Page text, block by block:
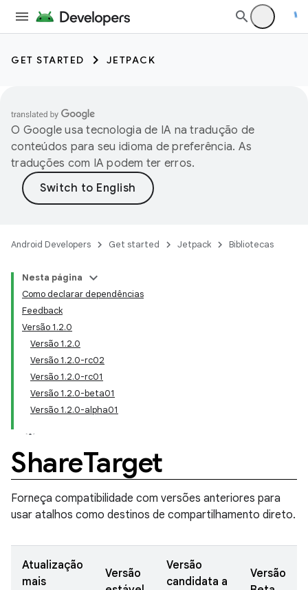
GET STARTED JETPACK
O Google usa tecnologia de IA na tradução de
conteúdos para seu idioma de preferência. As
traduções com IA podem ter erros.
Android Developers Get started Jetpack Bibliotecas
Nesta página
Como declarar dependências
Feedback
Versão 1.2.0
Versão 1.2.0
Versão 1.2.0-rc02
Versão 1.2.0-rc01
Versão 1.2.0-beta01
Versão 1.2.0-alpha01
ShareTarget
Forneça compatibilidade com versões anteriores para
usar atalhos como destinos de compartilhamento direto.
Atualização
mais
Versão
Versão
candidata a
Versão